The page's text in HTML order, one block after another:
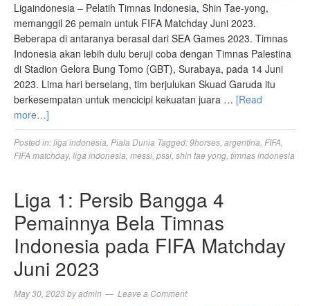
Ligaindonesia – Pelatih Timnas Indonesia, Shin Tae-yong,
memanggil 26 pemain untuk FIFA Matchday Juni 2023.
Beberapa di antaranya berasal dari SEA Games 2023. Timnas
Indonesia akan lebih dulu beruji coba dengan Timnas Palestina
di Stadion Gelora Bung Tomo (GBT), Surabaya, pada 14 Juni
2023. Lima hari berselang, tim berjulukan Skuad Garuda itu
berkesempatan untuk mencicipi kekuatan juara … [Read
more…]
Posted in:liga indonesia Piala Dunia Tagged:9horses argentina FIFA
FIFA matchday, liga indonesia messi pssi shin tae yong timnas indonesia
Liga 1: Persib Bangga 4
Pemainnya Bela Timnas
Indonesia pada FIFA Matchday
Juni 2023
May 30, 2023byadmin Leave a Comment